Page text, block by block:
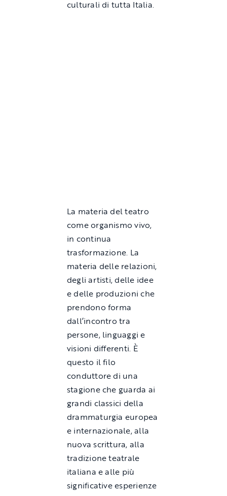
culturali di tutta Italia.
La materia del teatro
come organismo vivo,
in continua
trasformazione. La
materia delle relazioni,
degli artisti, delle idee
e delle produzioni che
prendono forma
dall’incontro tra
persone, linguaggi e
visioni differenti. È
questo il filo
conduttore di una
stagione che guarda ai
grandi classici della
drammaturgia europea
e internazionale, alla
nuova scrittura, alla
tradizione teatrale
italiana e alle più
significative esperienze